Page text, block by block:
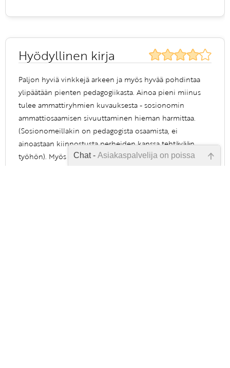
Hyödyllinen kirja
Paljon hyviä vinkkejä arkeen ja myös hyvää pohdintaa
ylipäätään pienten pedagogiikasta. Ainoa pieni miinus
tulee ammattiryhmien kuvauksesta - sosionomin
ammattiosaamisen sivuuttaminen hieman harmittaa.
(Sosionomeillakin on pedagogista osaamista, ei
ainoastaan kiinnostusta perheiden kanssa tehtävään
työhön). Myös vuorohoidon näkökulma olisi kiva lisä
Chat -Asiakaspalvelija on poissa